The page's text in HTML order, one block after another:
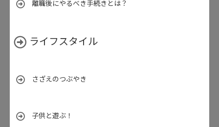
離職後にやるべき手続きとは？
ライフスタイル
さざえのつぶやき
子供と遊ぶ！